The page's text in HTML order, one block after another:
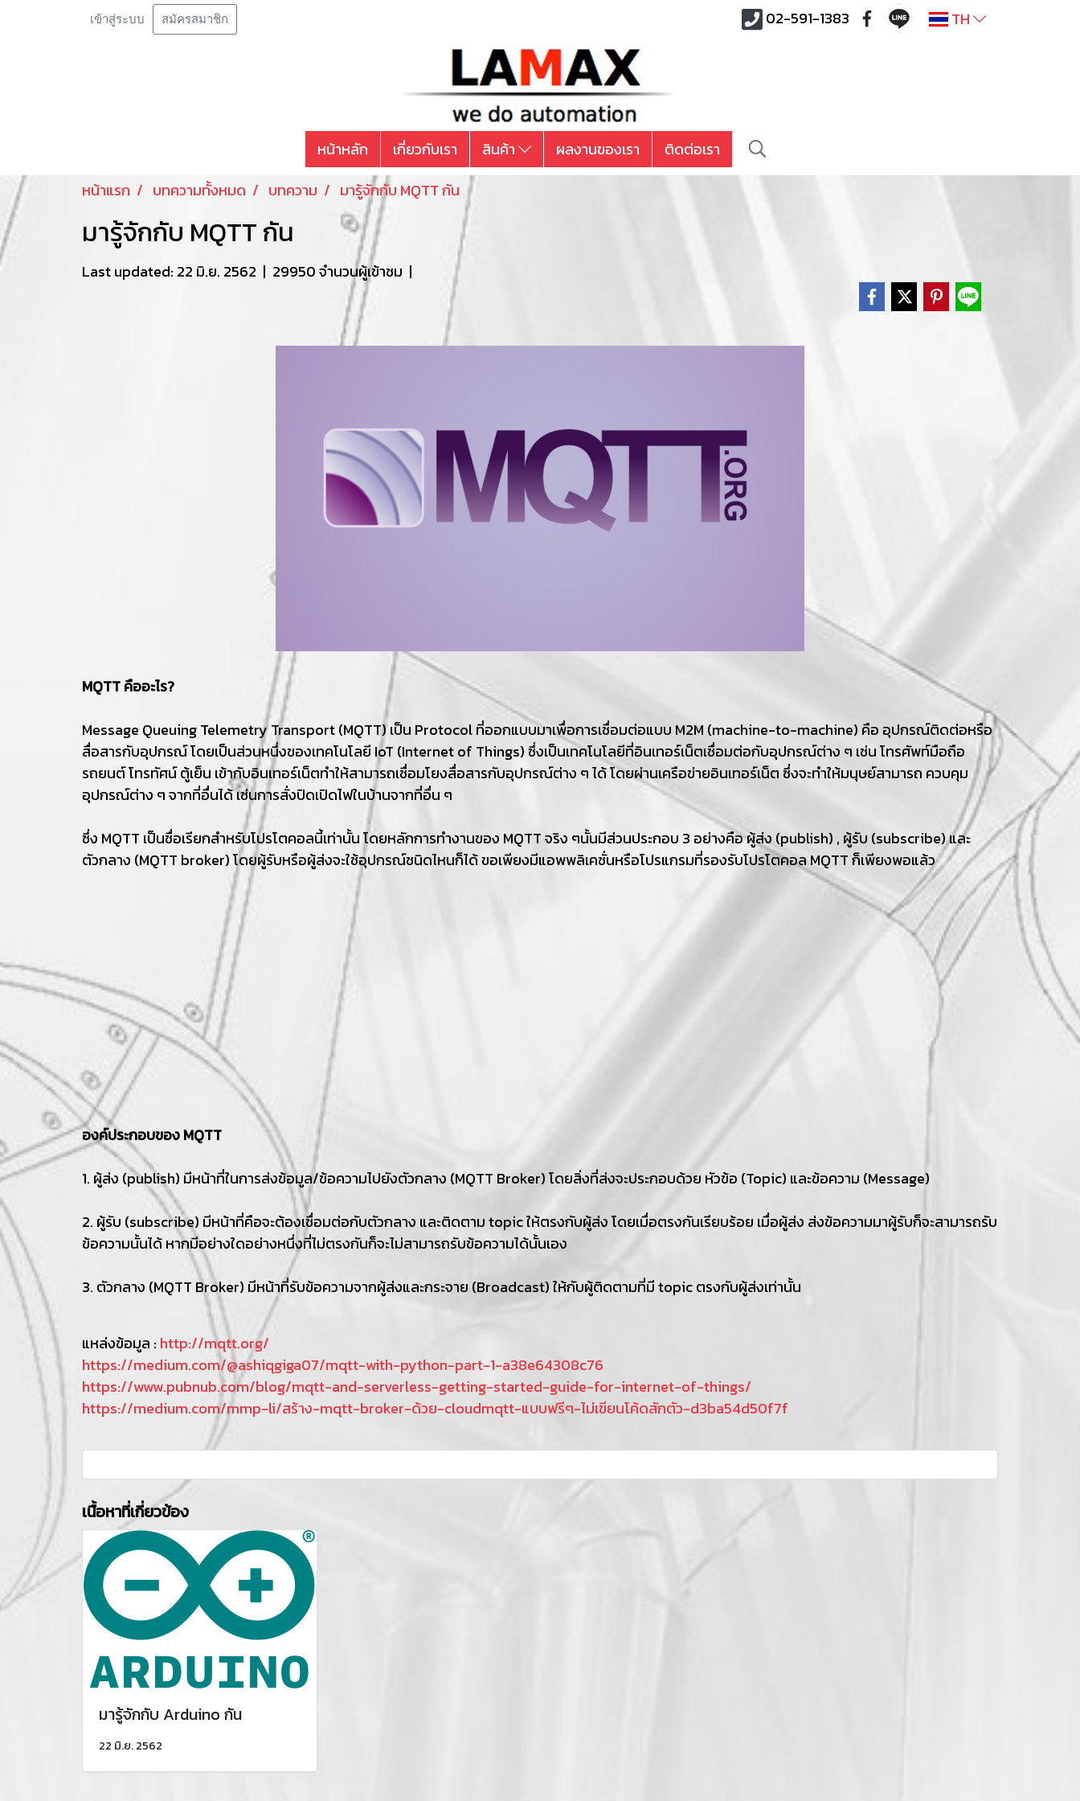
เข้าสู่ระบบ สมัครสมาชิก 02-591-1383 TH
หน้าหลัก เกี่ยวกับเรา สินค้า ผลงานของเรา
ติดต่อเรา
หน้าแรก
บทความทั้งหมด บทความ มารู้จักกับ MQTT กัน
มารู้จักกับ MQTT กัน
Last updated: 22 มิ.ย. 2562 | 29950 จำนวนผู้เข้าชม |
MQTT คืออะไร?
Message Queuing Telemetry Transport (MQTT) เป็น Protocol ที่ออกแบบมาเพื่อการเชื่อมต่อแบบ M2M (machine-to-machine) คือ อุปกรณ์ติดต่อหรือ
สื่อสารกับอุปกรณ์ โดยเป็นส่วนหนึ่งของเทคโนโลยี IoT (Internet of Things) ซึ่งเป็นเทคโนโลยีที่อินเทอร์เน็ตเชื่อมต่อกับอุปกรณ์ต่าง ๆ เช่น โทรศัพท์มือถือ
รถยนต์ โทรทัศน์ ตู้เย็น เข้ากับอินเทอร์เน็ตทำให้สามารถเชื่อมโยงสื่อสารกับอุปกรณ์ต่าง ๆ ได้ โดยผ่านเครือข่ายอินเทอร์เน็ต ซึ่งจะทำให้มนุษย์สามารถ ควบคุม
อุปกรณ์ต่าง ๆ จากที่อื่นได้ เช่นการสั่งปิดเปิดไฟในบ้านจากที่อื่น ๆ
ซึ่ง MQTT เป็นชื่อเรียกสำหรับโปรโตคอลนี้เท่านั้น โดยหลักการทำงานของ MQTT จริง ๆนั้นมีส่วนประกอบ 3 อย่างคือ ผู้ส่ง (publish) , ผู้รับ (subscribe) และ
ตัวกลาง (MQTT broker) โดยผู้รับหรือผู้ส่งจะใช้อุปกรณ์ชนิดไหนก็ได้ ขอเพียงมีแอพพลิเคชั่นหรือโปรแกรมที่รองรับโปรโตคอล MQTT ก็เพียงพอแล้ว
องค์ประกอบของ MQTT
1. ผู้ส่ง (publish) มีหน้าที่ในการส่งข้อมูล/ข้อความไปยังตัวกลาง (MQTT Broker) โดยสิ่งที่ส่งจะประกอบด้วย หัวข้อ (Topic) และข้อความ (Message)
2. ผู้รับ (subscribe) มีหน้าที่คือจะต้องเชื่อมต่อกับตัวกลาง และติดตาม topic ให้ตรงกับผู้ส่ง โดยเมื่อตรงกันเรียบร้อย เมื่อผู้ส่ง ส่งข้อความมาผู้รับก็จะสามารถรับ
ข้อความนั้นได้ หากมีอย่างใดอย่างหนึ่งที่ไม่ตรงกันก็จะไม่สามารถรับข้อความได้นั้นเอง
3. ตัวกลาง (MQTT Broker) มีหน้าที่รับข้อความจากผู้ส่งและกระจาย (Broadcast) ให้กับผู้ติดตามที่มี topic ตรงกับผู้ส่งเท่านั้น
แหล่งข้อมูล : http://mqtt.org/
https://medium.com/@ashiqgiga07/mqtt-with-python-part-1-a38e64308c76
https://www.pubnub.com/blog/mqtt-and-serverless-getting-started-guide-for-internet-of-things/
https://medium.com/mmp-li/สร้าง-mqtt-broker-ด้วย-cloudmqtt-แบบฟรีๆ-ไม่เขียนโค้ดสักตัว-d3ba54d50f7f
เนื้อหาที่เกี่ยวข้อง
มารู้จักกับ Arduino กัน
22 มิ.ย. 2562